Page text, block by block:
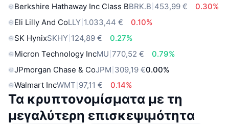
Berkshire Hathaway Inc Class BBRK.B 453,99 €
0.30%
Eli Lilly And CoLLY 1.033,44 €
0.10%
SK HynixSKHY 124,89 €
0.27%
Micron Technology IncMU 770,52 €
0.79%
JPmorgan Chase & CoJPM 309,19 €0.00%
Walmart IncWMT 97,11 € 0.14%
Τα κρυπτονομίσματα με τη
μεγαλύτερη επισκεψιμότητα